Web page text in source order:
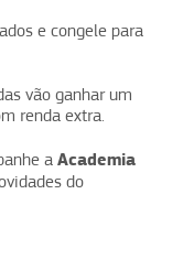
e congele para
vão ganhar um
renda extra.
a Academia
do